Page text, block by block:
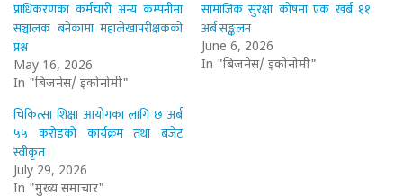
प्राधिकरणका कर्मचारी अन्य कम्पनीमा
सञ्चालक बनेकामा महालेखापरीक्षकको
प्रश्न
May 16, 2026
In "बिजनेस/ इकोनोमी"
सामाजिक सुरक्षा कोषमा एक खर्ब ११
अर्ब सङ्कलन
June 6, 2026
In "बिजनेस/ इकोनोमी"
चिकित्सा शिक्षा आयोगका लागि छ अर्ब
५५ करोडको कार्यक्रम तथा बजेट
स्वीकृत
July 29, 2026
In "मुख्य समाचार"